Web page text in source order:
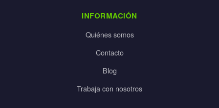
INFORMACIÓN
Quiénes somos
Contacto
Blog
Trabaja con nosotros